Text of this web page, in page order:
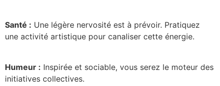
Santé : Une légère nervosité est à prévoir. Pratiquez
une activité artistique pour canaliser cette énergie.
Humeur : Inspirée et sociable, vous serez le moteur des
initiatives collectives.